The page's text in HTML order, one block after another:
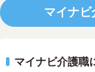
マイナビ
マイナビ介護職